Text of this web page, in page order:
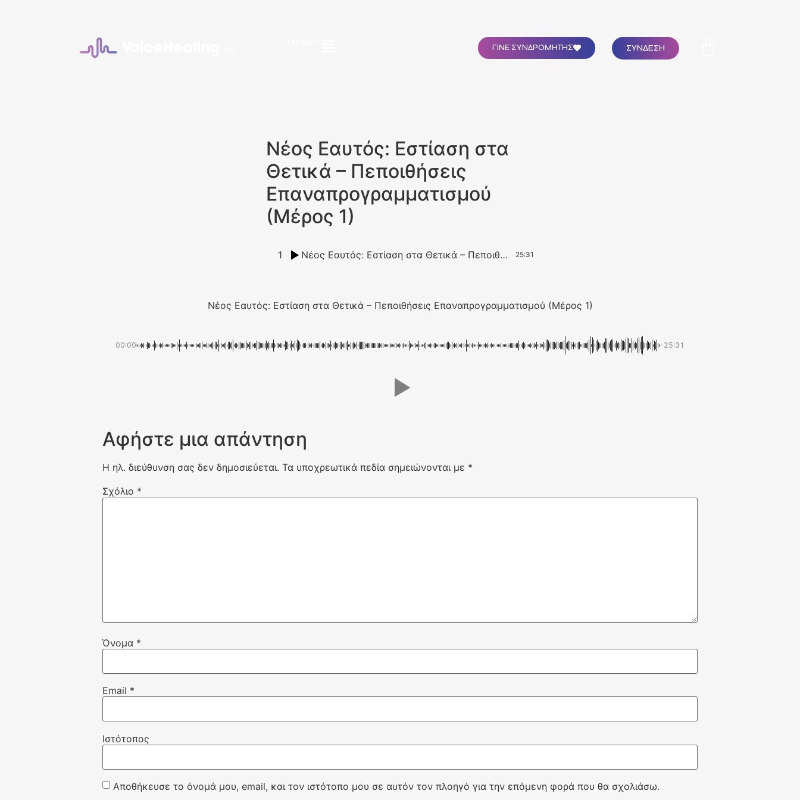
ΓΙΝΕ ΣΥΝΔΡΟΜΗΤΗΣ ΣΥΝΔΕΣΗ
Νέος Εαυτός: Εστίαση στα
Θετικά – Πεποιθήσεις
Επαναπρογραμματισμού
(Μέρος 1)
1 Νέος Εαυτός: Εστίαση στα Θετικά – Πεποιθήσεις Επαναπρογραμματισμού (Μέρος 1) 25:31
Νέος Εαυτός: Εστίαση στα Θετικά – Πεποιθήσεις Επαναπρογραμματισμού (Μέρος 1)
00:00 -25:31
Αφήστε μια απάντηση
Η ηλ. διεύθυνση σας δεν δημοσιεύεται. Τα υποχρεωτικά πεδία σημειώνονται με *
Σχόλιο *
Όνομα *
Email *
Ιστότοπος
Αποθήκευσε το όνομά μου, email, και τον ιστότοπο μου σε αυτόν τον πλοηγό για την επόμενη φορά που θα σχολιάσω.